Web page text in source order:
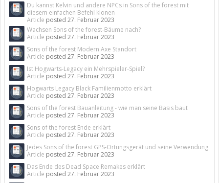
Du kannst Kelvin und andere NPCs in Sons of the forest mit
diesem einfachen Befehl klonen
Article posted 27. Februar 2023
Wachsen Sons of the forest-Bäume nach?
Article posted 27. Februar 2023
Sons of the forest Modern Axe Standort
Article posted 27. Februar 2023
Ist Hogwarts-Legacy ein Mehrspieler-Spiel?
Article posted 27. Februar 2023
Hogwarts Legacy Black Familienmotto erklärt
Article posted 27. Februar 2023
Sons of the forest Bauanleitung - wie man seine Basis baut
Article posted 27. Februar 2023
Sons of the forest Ende erklärt
Article posted 27. Februar 2023
Jedes Sons of the forest GPS-Ortungsgerät und seine Verwendung
Article posted 27. Februar 2023
Das Ende des Dead Space Remakes erklärt
Article posted 27. Februar 2023